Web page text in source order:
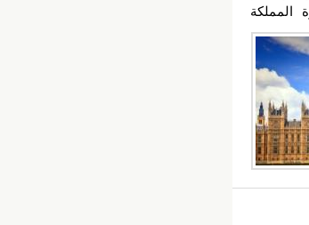
المملكة